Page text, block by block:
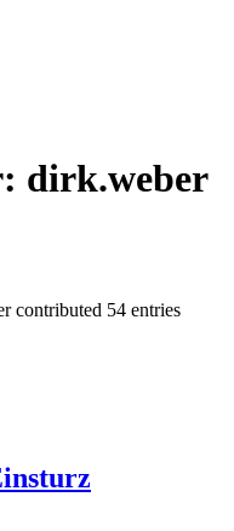
dirk.weber
contributed 54 entries